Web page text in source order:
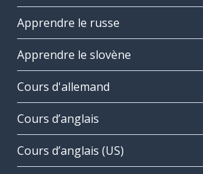
Apprendre le russe
Apprendre le slovène
Cours d'allemand
Cours d’anglais
Cours d’anglais (US)